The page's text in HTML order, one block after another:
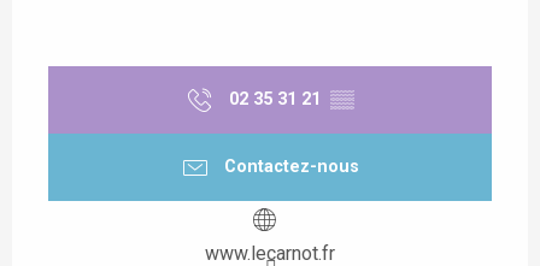
02 35 31 21 ▒▒
Contactez-nous
www.lecarnot.fr